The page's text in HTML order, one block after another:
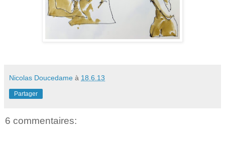
Nicolas Doucedame à 18.6.13
Partager
6 commentaires: